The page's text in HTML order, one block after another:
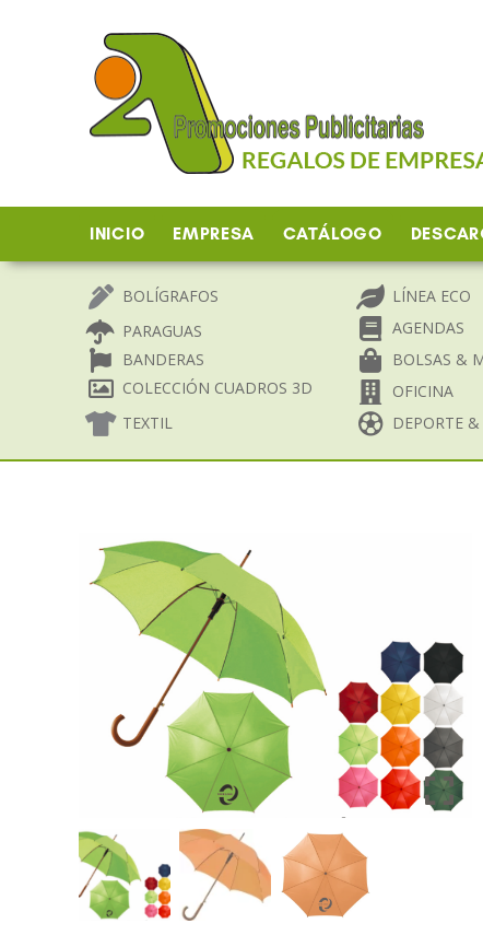
INICIO EMPRESA CATÁLOGO
BOLÍGRAFOS
PARAGUAS
BANDERAS
COLECCIÓN CUADROS 3D
TEXTIL
LÍNEA ECO
AGENDAS
BOLSAS &
OFICINA
DEPORTE